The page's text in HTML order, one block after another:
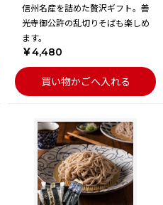
信州名産を詰めた贅沢ギフト。善
光寺御公許の乱切りそばも楽しめ
ます。
￥4,480
買い物かごへ入れる